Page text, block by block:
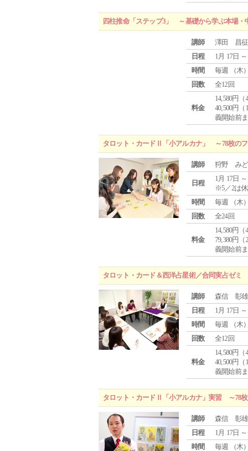
四柱推命「ステップ3」 ～基礎から学ぶ本場・
講師
澤田 昌征
日程
1月 17日
時間
毎週 （木
回数
全12回
料金
14,580円
40,500円
義開始前ま
タロット・カードⅡ「小アルカナ」 ～78枚の
講師 狩野 みど
日程
1月 17日
※5／2は休
時間
毎週 （木
回数
全24回
料金
14,580円
79,380円
義開始前ま
タロット・カード＆西洋占星術／合同実占ゼミ
講師
森信 彰雄
日程
1月 17日
時間
毎週 （木
回数
全12回
料金
14,580円
40,500円
義開始前ま
タロット・カードⅡ「小アルカナ」実習 ～78
講師
森信 彰雄
日程
1月 17日
時間
毎週 （木